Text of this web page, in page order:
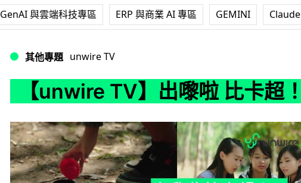
GenAI 與雲端科技專區 ERP 與商業 AI 專區 GEMINI Claude
其他專題 unwire TV
【unwire TV】出嚟啦 比卡超！